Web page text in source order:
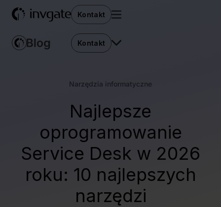
Kontakt
Kontakt
Narzędzia informatyczne
Najlepsze
oprogramowanie
Service Desk w 2026
roku: 10 najlepszych
narzędzi